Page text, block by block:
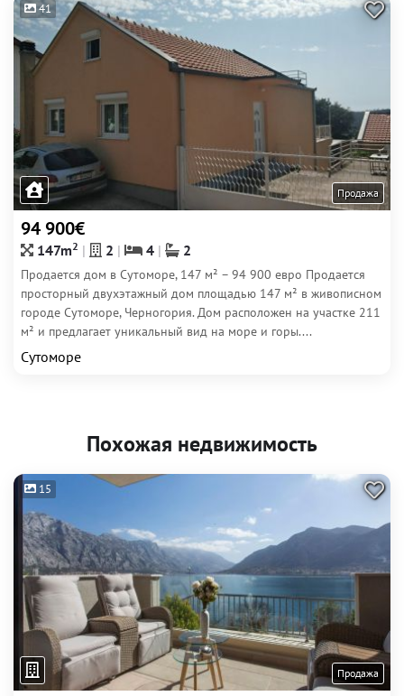
41
Продажа
94 900€
147m2 2 4 2
Продается дом в Сутоморе, 147 м² – 94 900 евро Продается
просторный двухэтажный дом площадью 147 м² в живописном
городе Сутоморе, Черногория. Дом расположен на участке 211
м² и предлагает уникальный вид на море и горы....
Сутоморе
Похожая недвижимость
15
Продажа